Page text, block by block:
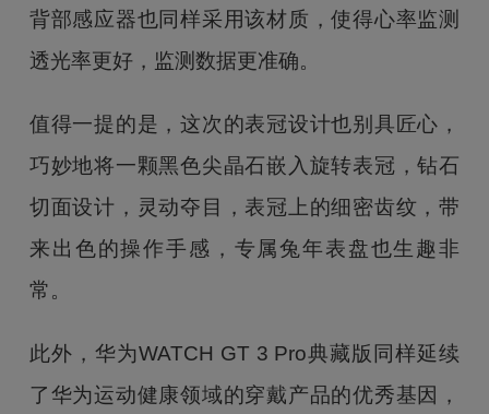
背部感应器也同样采用该材质，使得心率监测
透光率更好，监测数据更准确。
值得一提的是，这次的表冠设计也别具匠心，
巧妙地将一颗黑色尖晶石嵌入旋转表冠，钻石
切面设计，灵动夺目，表冠上的细密齿纹，带
来出色的操作手感，专属兔年表盘也生趣非
常。
此外，华为WATCH GT 3 Pro典藏版同样延续
了华为运动健康领域的穿戴产品的优秀基因，